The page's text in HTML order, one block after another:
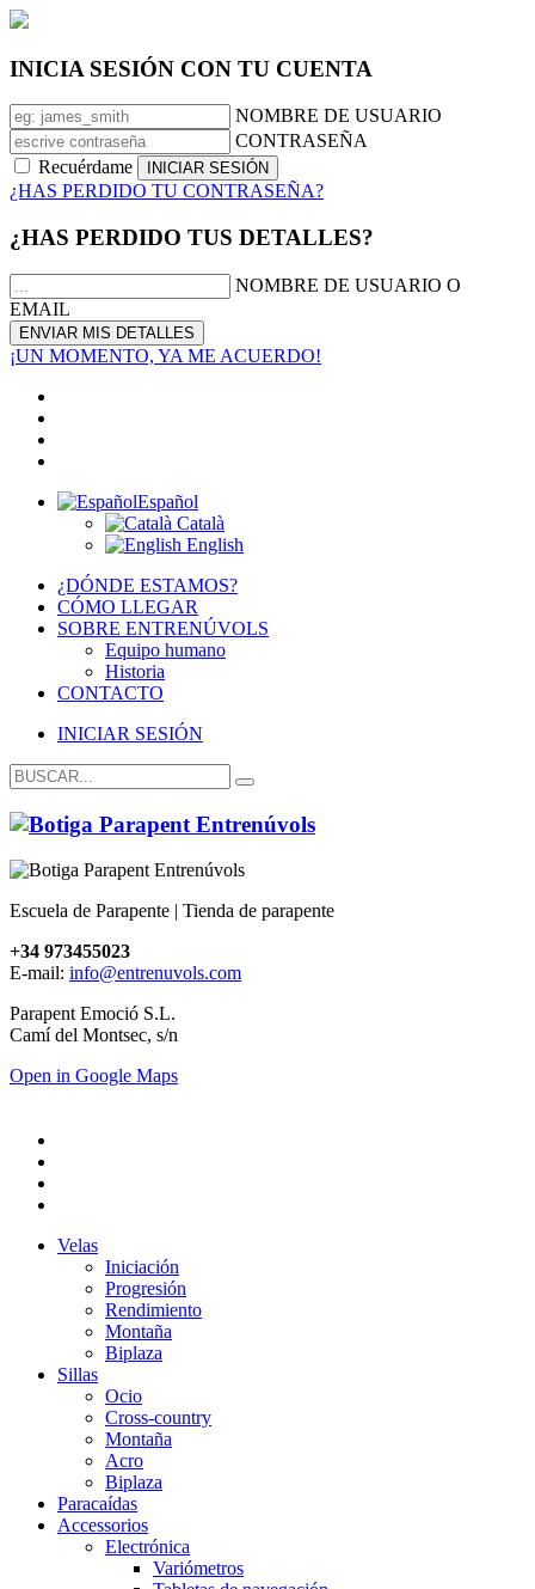
INICIA SESIÓN CON TU CUENTA
NOMBRE DE USUARIO
CONTRASEÑA
Recuérdame
¿HAS PERDIDO TU CONTRASEÑA?
¿HAS PERDIDO TUS DETALLES?
NOMBRE DE USUARIO O
EMAIL
¡UN MOMENTO, YA ME ACUERDO!
Español
Català
English
¿DÓNDE ESTAMOS?
CÓMO LLEGAR
SOBRE ENTRENÚVOLS
Equipo humano
Historia
CONTACTO
INICIAR SESIÓN
Escuela de Parapente | Tienda de parapente
+34 973455023
E-mail: info@entrenuvols.com
Parapent Emoció S.L.
Camí del Montsec, s/n
Open in Google Maps
Velas
Iniciación
Progresión
Rendimiento
Montaña
Biplaza
Sillas
Ocio
Cross-country
Montaña
Acro
Biplaza
Paracaídas
Accessorios
Electrónica
Variómetros